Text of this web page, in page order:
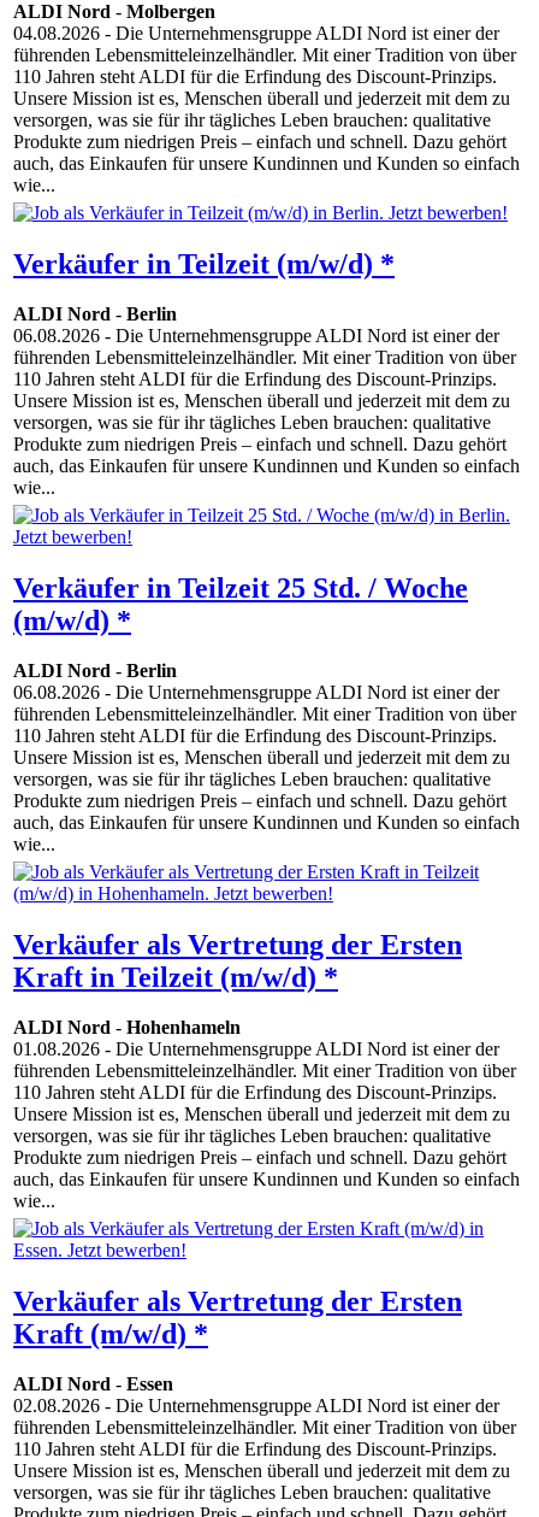
ALDI Nord - Molbergen
04.08.2026 - Die Unternehmensgruppe ALDI Nord ist einer der
führenden Lebensmitteleinzelhändler. Mit einer Tradition von über
110 Jahren steht ALDI für die Erfindung des Discount-Prinzips.
Unsere Mission ist es, Menschen überall und jederzeit mit dem zu
versorgen, was sie für ihr tägliches Leben brauchen: qualitative
Produkte zum niedrigen Preis – einfach und schnell. Dazu gehört
auch, das Einkaufen für unsere Kundinnen und Kunden so einfach
wie...
Verkäufer in Teilzeit (m/w/d) *
ALDI Nord - Berlin
06.08.2026 - Die Unternehmensgruppe ALDI Nord ist einer der
führenden Lebensmitteleinzelhändler. Mit einer Tradition von über
110 Jahren steht ALDI für die Erfindung des Discount-Prinzips.
Unsere Mission ist es, Menschen überall und jederzeit mit dem zu
versorgen, was sie für ihr tägliches Leben brauchen: qualitative
Produkte zum niedrigen Preis – einfach und schnell. Dazu gehört
auch, das Einkaufen für unsere Kundinnen und Kunden so einfach
wie...
Verkäufer in Teilzeit 25 Std. / Woche
(m/w/d) *
ALDI Nord - Berlin
06.08.2026 - Die Unternehmensgruppe ALDI Nord ist einer der
führenden Lebensmitteleinzelhändler. Mit einer Tradition von über
110 Jahren steht ALDI für die Erfindung des Discount-Prinzips.
Unsere Mission ist es, Menschen überall und jederzeit mit dem zu
versorgen, was sie für ihr tägliches Leben brauchen: qualitative
Produkte zum niedrigen Preis – einfach und schnell. Dazu gehört
auch, das Einkaufen für unsere Kundinnen und Kunden so einfach
wie...
Verkäufer als Vertretung der Ersten
Kraft in Teilzeit (m/w/d) *
ALDI Nord - Hohenhameln
01.08.2026 - Die Unternehmensgruppe ALDI Nord ist einer der
führenden Lebensmitteleinzelhändler. Mit einer Tradition von über
110 Jahren steht ALDI für die Erfindung des Discount-Prinzips.
Unsere Mission ist es, Menschen überall und jederzeit mit dem zu
versorgen, was sie für ihr tägliches Leben brauchen: qualitative
Produkte zum niedrigen Preis – einfach und schnell. Dazu gehört
auch, das Einkaufen für unsere Kundinnen und Kunden so einfach
wie...
Verkäufer als Vertretung der Ersten
Kraft (m/w/d) *
ALDI Nord - Essen
02.08.2026 - Die Unternehmensgruppe ALDI Nord ist einer der
führenden Lebensmitteleinzelhändler. Mit einer Tradition von über
110 Jahren steht ALDI für die Erfindung des Discount-Prinzips.
Unsere Mission ist es, Menschen überall und jederzeit mit dem zu
versorgen, was sie für ihr tägliches Leben brauchen: qualitative